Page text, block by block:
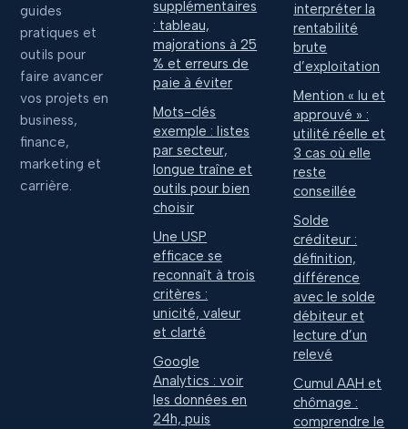
guides
pratiques et
outils pour
faire avancer
vos projets en
business,
finance,
marketing et
carrière.
supplémentaires
: tableau,
majorations à 25
% et erreurs de
paie à éviter
Mots-clés
exemple : listes
par secteur,
longue traîne et
outils pour bien
choisir
Une USP
efficace se
reconnaît à trois
critères :
unicité, valeur
et clarté
Google
Analytics : voir
les données en
24h, puis
interpréter la
rentabilité
brute
d’exploitation
Mention « lu et
approuvé » :
utilité réelle et
3 cas où elle
reste
conseillée
Solde
créditeur :
définition,
différence
avec le solde
débiteur et
lecture d’un
relevé
Cumul AAH et
chômage :
comprendre le